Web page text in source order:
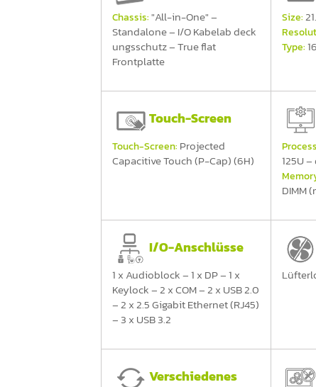
Chassis:"All-in-One" –
Standalone – I/O Kabelab deck
ungsschutz – True flat
Frontplatte
Size:
Type:
Touch-Screen
Touch-Screen: Projected
Capacitive Touch (P-Cap) (6H)
125U
DIMM
I/O-Anschlüsse
1 x Audioblock – 1 x DP – 1 x
Keylock – 2 x COM – 2 x USB 2.0
– 2 x 2.5 Gigabit Ethernet (RJ45)
– 3 x USB 3.2
Verschiedenes